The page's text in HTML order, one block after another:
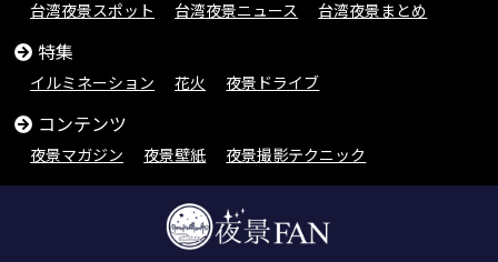
台湾夜景スポット
台湾夜景ニュース 台湾夜景まとめ
特集
イルミネーション 花火 夜景ドライブ
コンテンツ
夜景マガジン 夜景壁紙 夜景撮影テクニック